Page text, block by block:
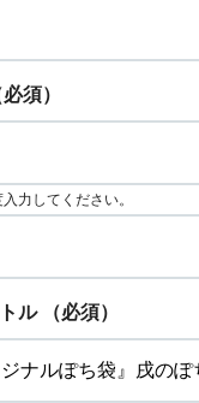
必須）
力してください。
ル （必須）